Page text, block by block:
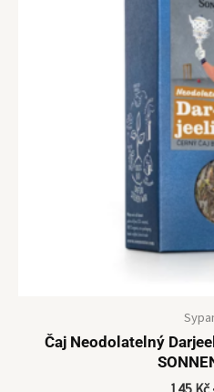
Čaj Neodolatelný
145 Kč